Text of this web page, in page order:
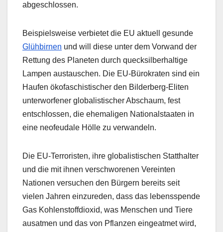
abgeschlossen.
Beispielsweise verbietet die EU aktuell gesunde
Glühbirnen und will diese unter dem Vorwand der
Rettung des Planeten durch quecksilberhaltige
Lampen austauschen. Die EU-Bürokraten sind ein
Haufen ökofaschistischer den Bilderberg-Eliten
unterworfener globalistischer Abschaum, fest
entschlossen, die ehemaligen Nationalstaaten in
eine neofeudale Hölle zu verwandeln.
Die EU-Terroristen, ihre globalistischen Statthalter
und die mit ihnen verschworenen Vereinten
Nationen versuchen den Bürgern bereits seit
vielen Jahren einzureden, dass das lebensspende
Gas Kohlenstoffdioxid, was Menschen und Tiere
ausatmen und das von Pflanzen eingeatmet wird,